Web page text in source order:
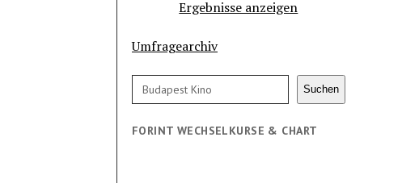
Ergebnisse anzeigen
Umfragearchiv
Suchen Suchen
FORINT WECHSELKURSE & CHART